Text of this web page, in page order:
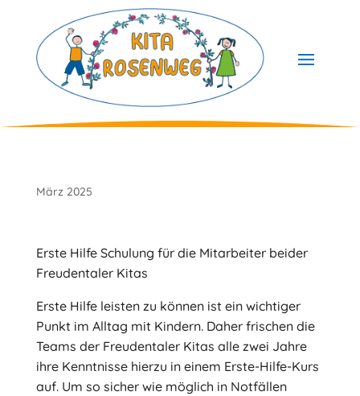
content
März 2025
Erste Hilfe Schulung für die Mitarbeiter beider
Freudentaler Kitas
Erste Hilfe leisten zu können ist ein wichtiger
Punkt im Alltag mit Kindern. Daher frischen die
Teams der Freudentaler Kitas alle zwei Jahre
ihre Kenntnisse hierzu in einem Erste-Hilfe-Kurs
auf. Um so sicher wie möglich in Notfällen